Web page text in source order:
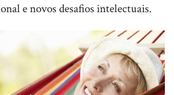
e novos desafios intelectuais.